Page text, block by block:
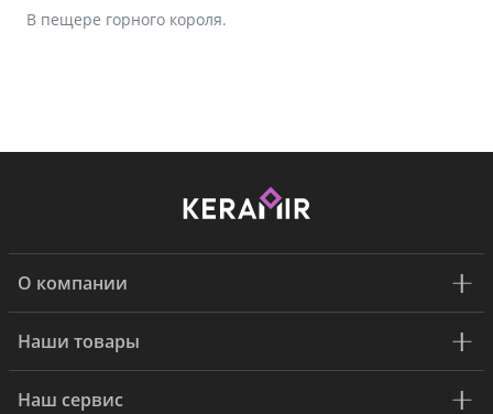
В пещере горного короля.
О компании
Наши товары
Наш сервис